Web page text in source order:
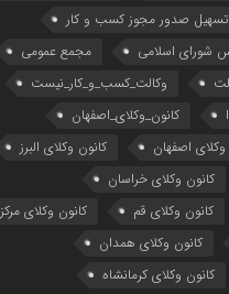
صدور مجوز کسب و کار
شورای اسلامی
مجمع عمومی
وکالت_کسب_و_کار_نیست
کانون_وکلای_اصفهان
وکلای اصفهان
کانون وکلای البرز
کانون وکلای خراسان
کانون وکلای قم
کانون وکلای مرکز
کانون وکلای همدان
کانون وکلای کرمانشاه